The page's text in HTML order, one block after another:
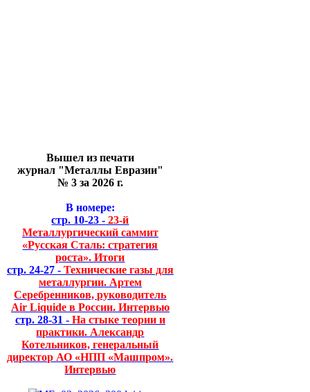
Вышел из печати
журнал "Металлы Евразии"
№ 3 за 2026 г.
В номере:
стр. 10-23 - 23-й
Металлургический саммит
«Русская Сталь: стратегия
роста». Итоги
стр. 24-27 - Технические газы для
металлургии. Артем
Серебренников, руководитель
Air Liquide в России. Интервью
стр. 28-31 - На стыке теории и
практики. Александр
Котельников, генеральный
директор АО «НПП «Машпром».
Интервью